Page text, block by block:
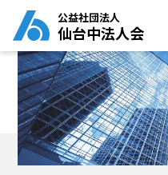
公益社団法人
仙台中法人会